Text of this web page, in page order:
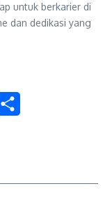
untuk berkarier di
dan dedikasi yang